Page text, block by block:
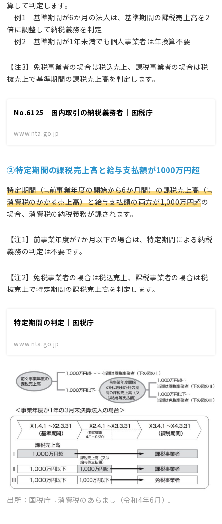
算して判定します。
例1 基準期間が6か月の法人は、基準期間の課税売上高を2
倍に調整して納税義務を判定
例2 基準期間が1年未満でも個人事業者は年換算不要
【注3】免税事業者の場合は税込売上、課税事業者の場合は税
抜売上で基準期間の課税売上高を判定します。
No.6125 国内取引の納税義務者｜国税庁
www.nta.go.jp
②特定期間の課税売上高と給与支払額が1000万円超
特定期間（≒前事業年度の開始から6か月間）の課税売上高（≒
消費税のかかる売上高）と給与支払額の両方が1,000万円超の
場合、消費税の納税義務が課されます。
【注1】前事業年度が7か月以下の場合は、特定期間による納税
義務の判定は不要です。
【注2】免税事業者の場合は税込売上、課税事業者の場合は税
抜売上で特定期間の課税売上高を判定します。
特定期間の判定｜国税庁
www.nta.go.jp
出所：国税庁『消費税のあらまし（令和4年6月）』